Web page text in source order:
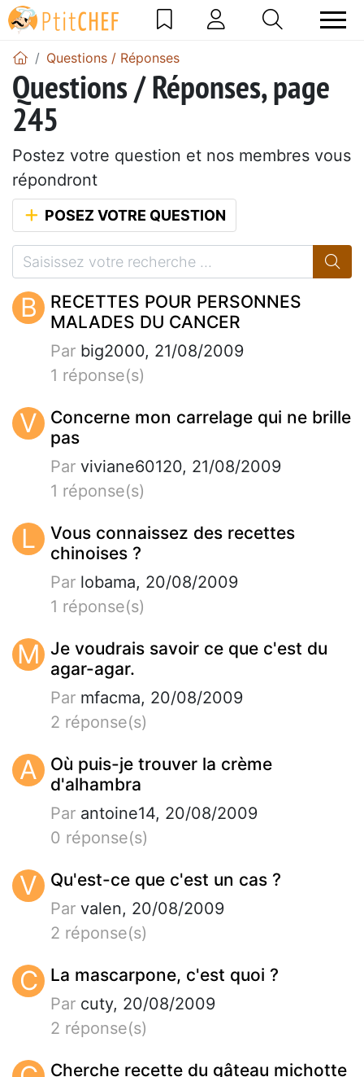
Questions / Réponses
Questions / Réponses, page
245
Postez votre question et nos membres vous
répondront
POSEZ VOTRE QUESTION
B
RECETTES POUR PERSONNES
MALADES DU CANCER
Par big2000, 21/08/2009
1 réponse(s)
V
Concerne mon carrelage qui ne brille
pas
Par viviane60120, 21/08/2009
1 réponse(s)
L
Vous connaissez des recettes
chinoises ?
Par lobama, 20/08/2009
1 réponse(s)
M Je voudrais savoir ce que c'est du
agar-agar.
Par mfacma, 20/08/2009
2 réponse(s)
A
Où puis-je trouver la crème
d'alhambra
Par antoine14, 20/08/2009
0 réponse(s)
V Qu'est-ce que c'est un cas ?
Par valen, 20/08/2009
2 réponse(s)
C La mascarpone, c'est quoi ?
Par cuty, 20/08/2009
2 réponse(s)
Cherche recette du gâteau michotte